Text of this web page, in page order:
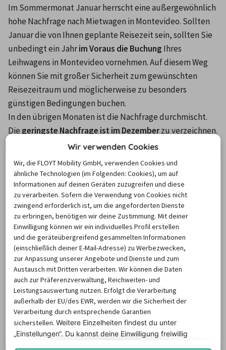
Im Sommermonat Januar herrscht eine außergewöhnlich
hohe Nachfrage nach Mietwagen in Montevideo. Sollten
Januar die von Ihnen geplante Reisezeit sein, sollten Sie
unbedingt ein Jahr im Voraus die Buchung Ihres
Leihwagens in Montevideo vornehmen. Auf diesem Weg
können Sie mit großer Sicherheit zum gewünschten
Reisezeitraum und möglicherweise zu besonders
günstigen Bedingungen buchen.
In den übrigen Monaten ist die Nachfrage durchmischt.
Die geringste Nachfrage ist im Dezember zu verzeichnen.
Glücklicherweise gehört der Monat Dezember ebenfalls
zu den durchschnittlich wärmsten Monaten in Uruguay.
Falls Sie in den Genuss von der uruguayischen Wärme
kommen möchten, verspricht der Dezember eine gute
Verfügbarkeit diverser Mietwagen in Montevideo.
Wie lang wird im Schnitt ein
Mietwagen in Montevideo
angemietet?
Montevideo ist ein aufregendes Reiseziel. Sei es die Stadt
selbst oder Ihre Umgebung - es gibt unfassbar viel zu
sehen und das für beinahe jeden Reisetyp. Dies wird unter
anderem der Grund für die durchschnittliche Mietdauer
Wir verwenden Cookies
Wir, die FLOYT Mobility GmbH, verwenden Cookies und
ähnliche Technologien (im Folgenden: Cookies), um auf
Informationen auf deinen Geräten zuzugreifen und diese
zu verarbeiten. Sofern die Verwendung von Cookies nicht
zwingend erforderlich ist, um die angeforderten Dienste
zu erbringen, benötigen wir deine Zustimmung. Mit deiner
Einwilligung können wir ein individuelles Profil erstellen
und die geräteübergreifend gesammelten Informationen
(einschließlich deiner E-Mail-Adresse) zu Werbezwecken,
zur Anpassung unserer Angebote und Dienste und zum
Austausch mit Dritten verarbeiten. Wir können die Daten
auch zur Präferenzverwaltung, Reichweiten- und
Leistungsauswertung nutzen. Erfolgt die Verarbeitung
außerhalb der EU/des EWR, werden wir die Sicherheit der
Verarbeitung durch entsprechende Garantien
sicherstellen.Weitere Einzelheiten findest du unter
„Einstellungen“. Du kannst deine Einwilligung freiwillig